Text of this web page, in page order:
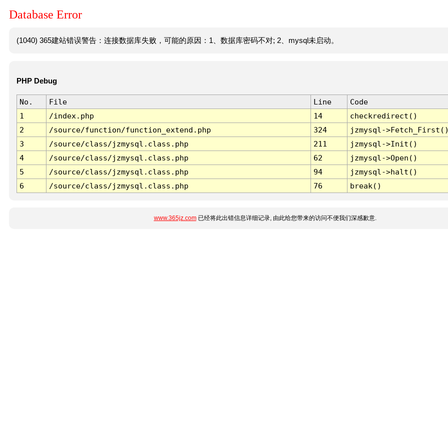
Database Error
(1040) 365建站错误警告：连接数据库失败，可能的原因：1、数据库密码不对; 2、mysql未启动。
PHP Debug
No. File Line
Code
1
/index.php 14
checkredirect()
2
/source/function/function_extend.php 324
jzmysql-
3
/source/class/jzmysql.class.php 211
jzmysql->Init()
4
/source/class/jzmysql.class.php 62
jzmysql->Open()
5
/source/class/jzmysql.class.php 94
jzmysql->halt()
6
/source/class/jzmysql.class.php 76 break()
www.365jz.com已经将此出错信息详细记录, 由此给您带来的访问不便我们深感歉意.